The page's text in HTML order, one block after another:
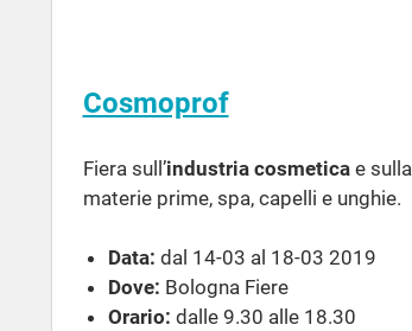
Cosmoprof
Fiera sull’industria cosmeticae sulla
materie prime, spa, capelli e unghie.
Data: dal 14-03 al 18-03 2019
Dove: Bologna Fiere
Orario: dalle 9.30 alle 18.30